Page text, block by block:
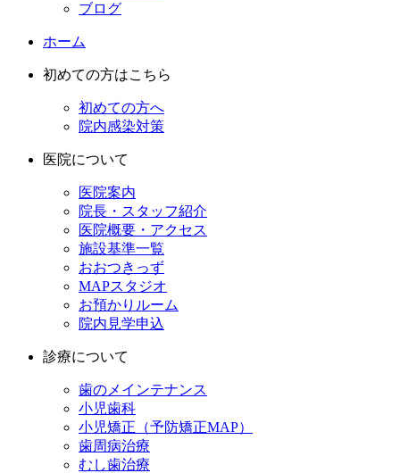
ブログ
ホーム
初めての方はこちら
初めての方へ
院内感染対策
医院について
医院案内
院長・スタッフ紹介
医院概要・アクセス
施設基準一覧
おおつきっず
MAPスタジオ
お預かりルーム
院内見学申込
診療について
歯のメインテナンス
小児歯科
小児矯正（予防矯正MAP）
歯周病治療
むし歯治療